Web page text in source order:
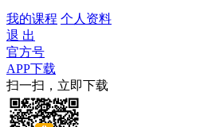
我的课程 个人资料
退 出
官方号
APP下载
扫一扫，立即下载